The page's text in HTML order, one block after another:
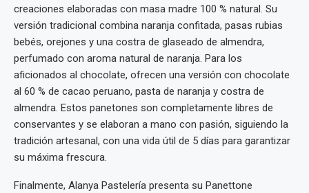
creaciones elaboradas con masa madre 100 % natural. Su
versión tradicional combina naranja confitada, pasas rubias
bebés, orejones y una costra de glaseado de almendra,
perfumado con aroma natural de naranja. Para los
aficionados al chocolate, ofrecen una versión con chocolate
al 60 % de cacao peruano, pasta de naranja y costra de
almendra. Estos panetones son completamente libres de
conservantes y se elaboran a mano con pasión, siguiendo la
tradición artesanal, con una vida útil de 5 días para garantizar
su máxima frescura.
Finalmente, Alanya Pastelería presenta su Panettone